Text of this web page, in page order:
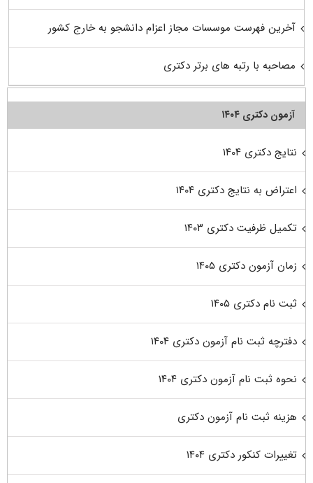
آخرین فهرست موسسات مجاز اعزام دانشجو به خارج کشور
مصاحبه با رتبه های برتر دکتری
آزمون دکتری ۱۴۰۴
نتایج دکتری ۱۴۰۴
اعتراض به نتایج دکتری ۱۴۰۴
تکمیل ظرفیت دکتری ۱۴۰۳
زمان آزمون دکتری ۱۴۰۵
ثبت نام دکتری ۱۴۰۵
دفترچه ثبت نام آزمون دکتری ۱۴۰۴
نحوه ثبت نام آزمون دکتری ۱۴۰۴
هزینه ثبت نام آزمون دکتری
تغییرات کنکور دکتری ۱۴۰۴